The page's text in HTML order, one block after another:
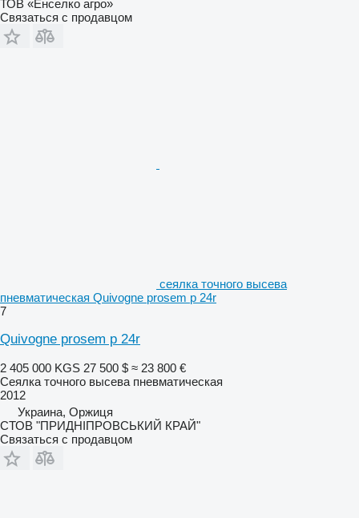
ТОВ «Енселко агро»
Связаться с продавцом
сеялка точного высева
пневматическая Quivogne prosem p 24r
7
Quivogne prosem p 24r
2 405 000 KGS 27 500 $ ≈ 23 800 €
Сеялка точного высева пневматическая
2012
Украина, Оржиця
СТОВ "ПРИДНІПРОВСЬКИЙ КРАЙ"
Связаться с продавцом